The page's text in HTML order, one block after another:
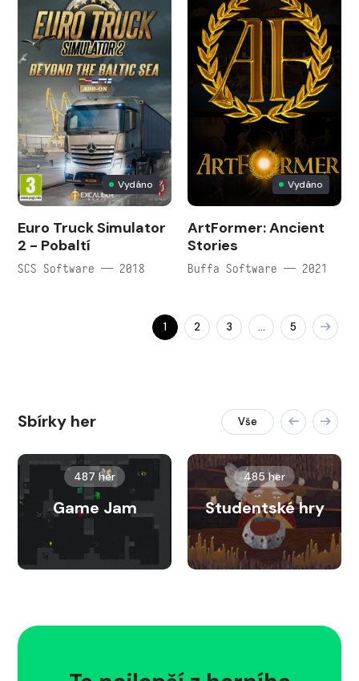
Vydáno
Euro Truck Simulator
2 - Pobaltí
SCS Software — 2018
Vydáno
ArtFormer: Ancient
Stories
Buffa Software — 2021
1 2 3 … 5
Sbírky her Vše
487 her
Game Jam
485 her
Studentské hry